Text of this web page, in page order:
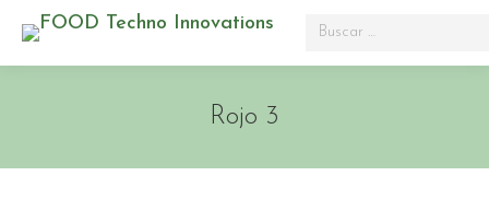
Search:
Rojo 3